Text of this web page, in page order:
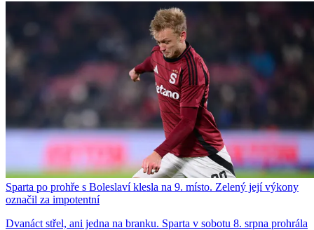
Sparta po prohře s Boleslaví klesla na 9. místo. Zelený její výkony
označil za impotentní
Dvanáct střel, ani jedna na branku. Sparta v sobotu 8. srpna prohrála